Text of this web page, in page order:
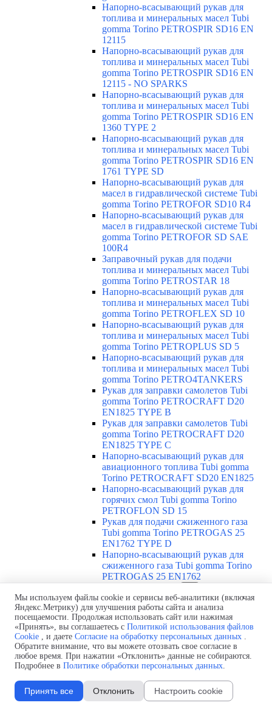
Напорно-всасывающий рукав для
топлива и минеральных масел Tubi
gomma Torino PETROSPIR SD16 EN
12115
Напорно-всасывающий рукав для
топлива и минеральных масел Tubi
gomma Torino PETROSPIR SD16 EN
12115 - NO SPARKS
Напорно-всасывающий рукав для
топлива и минеральных масел Tubi
gomma Torino PETROSPIR SD16 EN
1360 TYPE 2
Напорно-всасывающий рукав для
топлива и минеральных масел Tubi
gomma Torino PETROSPIR SD16 EN
1761 TYPE SD
Напорно-всасывающий рукав для
масел в гидравлической системе Tubi
gomma Torino PETROFOR SD10 R4
Напорно-всасывающий рукав для
масел в гидравлической системе Tubi
gomma Torino PETROFOR SD SAE
100R4
Заправочный рукав для подачи
топлива и минеральных масел Tubi
gomma Torino PETROSTAR 18
Напорно-всасывающий рукав для
топлива и минеральных масел Tubi
gomma Torino PETROFLEX SD 10
Напорно-всасывающий рукав для
топлива и минеральных масел Tubi
gomma Torino PETROPLUS SD 5
Напорно-всасывающий рукав для
топлива и минеральных масел Tubi
gomma Torino PETRO4TANKERS
Рукав для заправки самолетов Tubi
gomma Torino PETROCRAFT D20
EN1825 TYPE B
Рукав для заправки самолетов Tubi
gomma Torino PETROCRAFT D20
EN1825 TYPE C
Напорно-всасывающий рукав для
авиационного топлива Tubi gomma
Torino PETROCRAFT SD20 EN1825
Напорно-всасывающий рукав для
горячих смол Tubi gomma Torino
PETROFLON SD 15
Рукав для подачи сжиженного газа
Tubi gomma Torino PETROGAS 25
EN1762 TYPE D
Напорно-всасывающий рукав для
сжиженного газа Tubi gomma Torino
PETROGAS 25 EN1762
Обзор абразивостойких рукавов
Напорно-всасывающий
абразивостойкий рукав Tubi gomma
Torino ABRACORR-FRA SD 10
Пескоструйный рукав Tubi gomma
Torino ABRASAND /12
Пескоструйный рукав Tubi gomma
Рукав для штукатурки Tubi gomma
Torino ABRAPLUS 40
Мы используем файлы cookie и сервисы веб-аналитики (включая
Яндекс.Метрику) для улучшения работы сайта и анализа
посещаемости. Продолжая использовать сайт или нажимая
«Принять», вы соглашаетесь с Политикой использования файлов
Cookie , и даете Согласие на обработку персональных данных .
Обратите внимание, что вы можете отозвать свое согласие в
любое время. При нажатии «Отклонить» данные не собираются.
Подробнее в Политике обработки персональных данных.
Принять все Отклонить Настроить cookie